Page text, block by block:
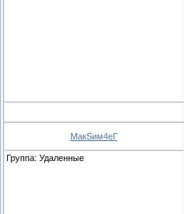
МакSим4еГ
Группа: Удаленные